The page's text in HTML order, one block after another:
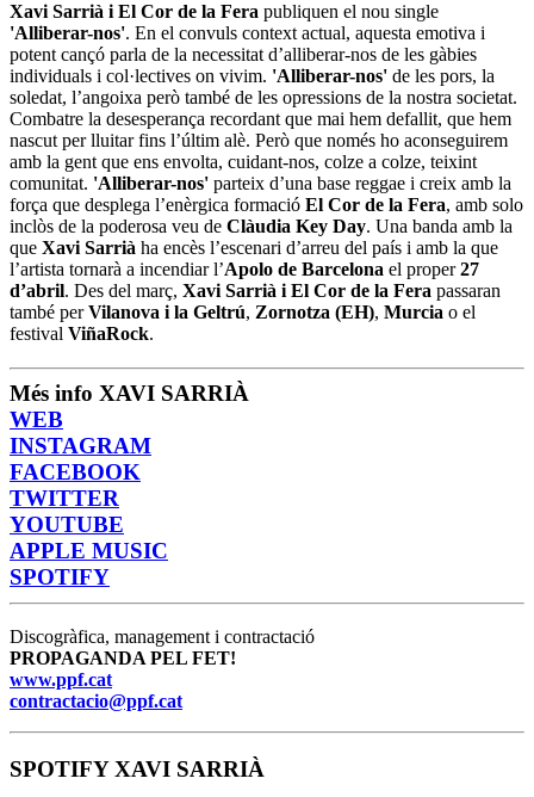
Xavi Sarrià i El Cor de la Fera publiquen el nou single
'Alliberar-nos'. En el convuls context actual, aquesta emotiva i
potent cançó parla de la necessitat d’alliberar-nos de les gàbies
individuals i col·lectives on vivim. 'Alliberar-nos' de les pors, la
soledat, l’angoixa però també de les opressions de la nostra societat.
Combatre la desesperança recordant que mai hem defallit, que hem
nascut per lluitar fins l’últim alè. Però que només ho aconseguirem
amb la gent que ens envolta, cuidant-nos, colze a colze, teixint
comunitat. 'Alliberar-nos' parteix d’una base reggae i creix amb la
força que desplega l’enèrgica formació El Cor de la Fera, amb solo
inclòs de la poderosa veu de Clàudia Key Day. Una banda amb la
que Xavi Sarrià ha encès l’escenari d’arreu del país i amb la que
l’artista tornarà a incendiar l’Apolo de Barcelona el proper27
d’abril. Des del març, Xavi Sarrià i El Cor de la Fera passaran
també perVilanova i la Geltrú, Zornotza (EH), Murcia o el
festival ViñaRock.
Més info XAVI SARRIÀ
WEB
INSTAGRAM
FACEBOOK
TWITTER
YOUTUBE
APPLE MUSIC
SPOTIFY
Discogràfica, management i contractació
PROPAGANDA PEL FET!
www.ppf.cat
contractacio@ppf.cat
SPOTIFY XAVI SARRIÀ